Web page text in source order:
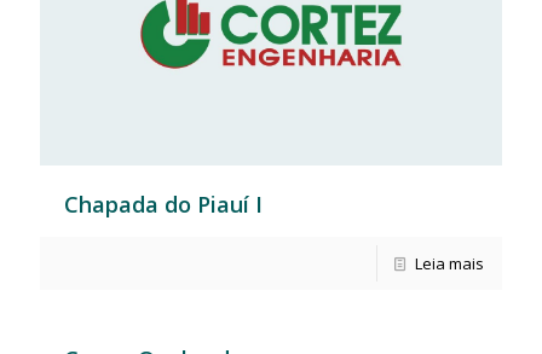
Chapada do Piauí I
Leia mais